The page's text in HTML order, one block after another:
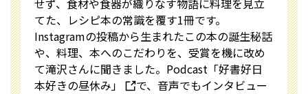
せず、食材や食器が織りなす物語に料理を見立
てた、レシピ本の常識を覆す1冊です。
Instagramの投稿から生まれたこの本の誕生秘話
や、料理、本へのこだわりを、受賞を機に改め
て滝沢さんに聞きました。 Podcast「好書好日
本好きの昼休み」
で、音声でもインタビュー